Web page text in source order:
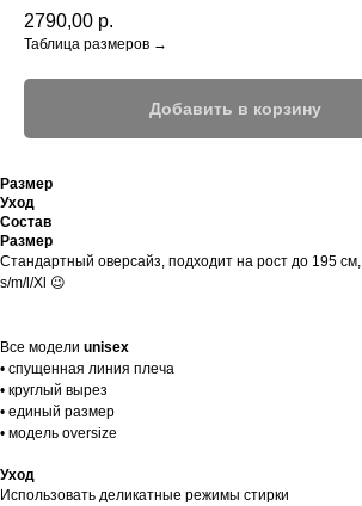
2790,00 р.
Таблица размеров →
Добавить в корзину
Размер
Уход
Состав
Размер
Стандартный оверсайз, подходит на рост до 195 см,
s/m/l/Xl 😉
Все модели unisex
• спущенная линия плеча
• круглый вырез
• единый размер
• модель oversize
Уход
Использовать деликатные режимы стирки